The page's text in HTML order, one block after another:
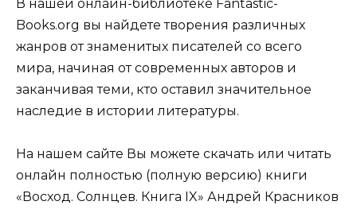
В нашей онлайн-библиотеке Fantastic-
Books.org вы найдете творения различных
жанров от знаменитых писателей со всего
мира, начиная от современных авторов и
заканчивая теми, кто оставил значительное
наследие в истории литературы.
На нашем сайте Вы можете скачать или читать
онлайн полностью (полную версию) книги
«Восход. Солнцев. Книга IX» Андрей Красников